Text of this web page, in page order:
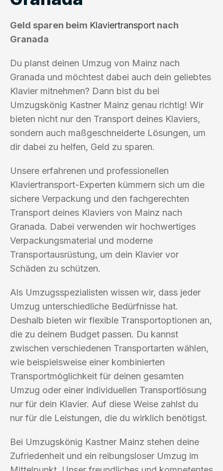
Geld sparen beim Klaviertransport nach
Granada
Du planst deinen Umzug von Mainz nach
Granada und möchtest dabei auch dein geliebtes
Klavier mitnehmen? Dann bist du bei
Umzugskönig Kastner Mainz genau richtig! Wir
bieten nicht nur den Transport deines Klaviers,
sondern auch maßgeschneiderte Lösungen, um
dir dabei zu helfen, Geld zu sparen.
Unsere erfahrenen und professionellen
Klaviertransport-Experten kümmern sich um die
sichere Verpackung und den fachgerechten
Transport deines Klaviers von Mainz nach
Granada. Dabei verwenden wir hochwertiges
Verpackungsmaterial und moderne
Transportausrüstung, um dein Klavier vor
Schäden zu schützen.
Als Umzugsspezialisten wissen wir, dass jeder
Umzug unterschiedliche Bedürfnisse hat.
Deshalb bieten wir flexible Transportoptionen an,
die zu deinem Budget passen. Du kannst
zwischen verschiedenen Transportarten wählen,
wie beispielsweise einer kombinierten
Transportmöglichkeit für deinen gesamten
Umzug oder einer individuellen Transportlösung
nur für dein Klavier. Auf diese Weise zahlst du
nur für die Leistungen, die du wirklich benötigst.
Bei Umzugskönig Kastner Mainz stehen deine
Zufriedenheit und ein reibungsloser Umzug im